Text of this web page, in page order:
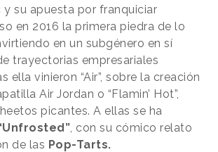
y su apuesta por franquiciar
en 2016 la primera piedra de lo
en un subgénero en sí
trayectorias empresariales
ella vinieron “Air”, sobre la creación
Air Jordan o “Flamin’ Hot”,
picantes. A ellas se ha
, con su cómico relato
de las Pop-Tarts.